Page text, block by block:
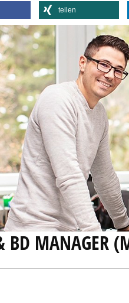
teilen
BD MANAGER